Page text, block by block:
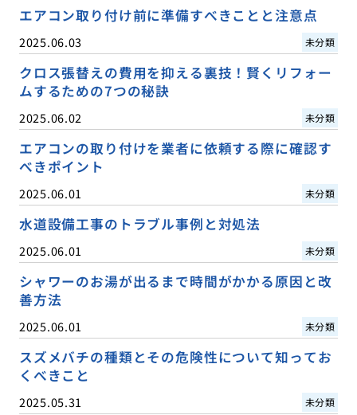
エアコン取り付け前に準備すべきことと注意点
2025.06.03 未分類
クロス張替えの費用を抑える裏技！賢くリフォー
ムするための7つの秘訣
2025.06.02 未分類
エアコンの取り付けを業者に依頼する際に確認す
べきポイント
2025.06.01 未分類
水道設備工事のトラブル事例と対処法
2025.06.01 未分類
シャワーのお湯が出るまで時間がかかる原因と改
善方法
2025.06.01 未分類
スズメバチの種類とその危険性について知ってお
くべきこと
2025.05.31 未分類